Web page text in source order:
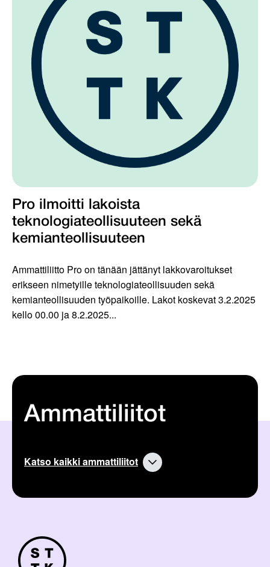
Pro ilmoitti lakoista
teknologiateollisuuteen sekä
kemianteollisuuteen
Ammattiliitto Pro on tänään jättänyt lakkovaroitukset
erikseen nimetyille teknologiateollisuuden sekä
kemianteollisuuden työpaikoille. Lakot koskevat 3.2.2025
kello 00.00 ja 8.2.2025...
Ammattiliitot
Katso kaikki ammattiliitot